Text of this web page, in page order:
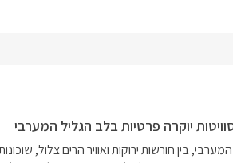
לכם
ילדים.
במתחם
יוקרה פרטיות בלב הגליל המערבי